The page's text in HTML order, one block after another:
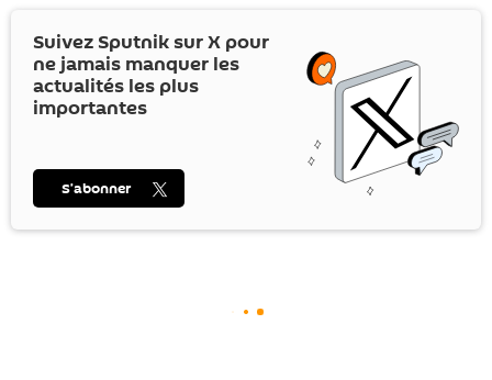
Suivez Sputnik surX pour
ne jamais manquer les
actualités les plus
importantes
S’abonner